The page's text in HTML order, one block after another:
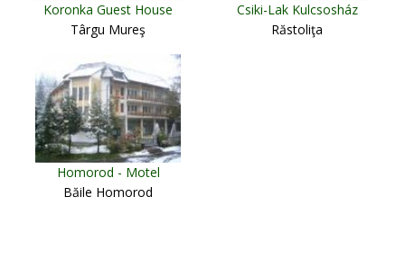
Koronka Guest House
Târgu Mureş
Csiki-Lak Kulcsosház
Răstoliţa
Homorod - Motel
Băile Homorod